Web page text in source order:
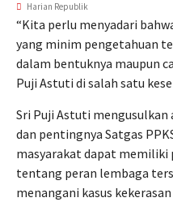
Harian Republik
“Kita perlu menyadari
yang minim pengetahuan
dalam bentuknya maupun
Puji Astuti di salah satu
Sri Puji Astuti
dan pentingnya Satgas
masyarakat dapat memiliki
tentang peran lembaga
menangani kasus